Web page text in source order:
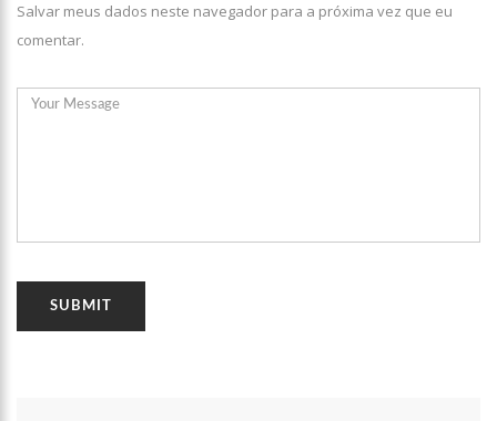
Salvar meus dados neste navegador para a próxima vez que eu
comentar.